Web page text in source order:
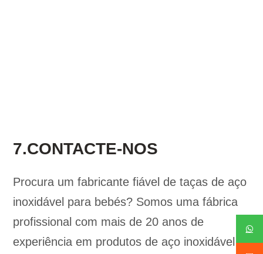
7.CONTACTE-NOS
Procura um fabricante fiável de taças de aço
inoxidável para bebés? Somos uma fábrica
profissional com mais de 20 anos de
experiência em produtos de aço inoxidável